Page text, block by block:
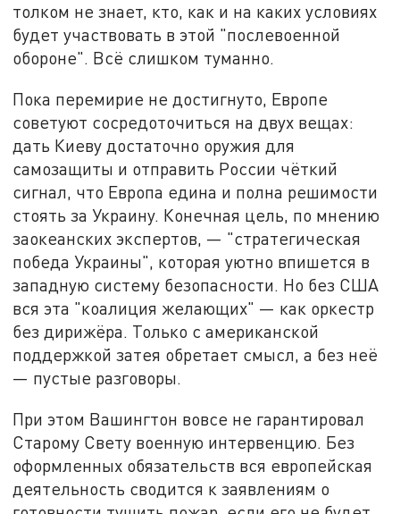
толком не знает, кто, как и на каких условиях
будет участвовать в этой "послевоенной
обороне". Всё слишком туманно.
Пока перемирие не достигнуто, Европе
советуют сосредоточиться на двух вещах:
дать Киеву достаточно оружия для
самозащиты и отправить России чёткий
сигнал, что Европа едина и полна решимости
стоять за Украину. Конечная цель, по мнению
заокеанских экспертов, — "стратегическая
победа Украины", которая уютно впишется в
западную систему безопасности. Но без США
вся эта "коалиция желающих" — как оркестр
без дирижёра. Только с американской
поддержкой затея обретает смысл, а без неё
— пустые разговоры.
При этом Вашингтон вовсе не гарантировал
Старому Свету военную интервенцию. Без
оформленных обязательств вся европейская
деятельность сводится к заявлениям о